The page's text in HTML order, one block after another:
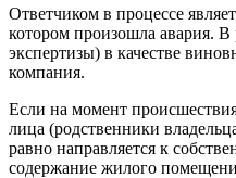
Ответчиком в процессе
котором произошла авария. В
экспертизы) в качестве
компания.
Если на момент
лица (родственники
равно направляется к
содержание жилого